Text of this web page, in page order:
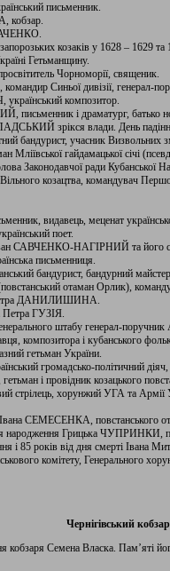
письменник.
кобзар.
козаків у 1628 – 1629 та
Гетьманщину.
Чорноморії, священик.
Синьої дивізії, генерал-
композитор.
і драматург, батько
зрікся влади. День
бандурист, учасник Визвольних
гайдамацької січі
Законодавчої ради Кубанської
козацтва, командувач
видавець, меценат
поет.
Іван САВЧЕНКО-НАГІРНИЙ та
письменниця.
бандурист, бандурний
отаман Орлик),
ДАНИЛИШИНА.
Петра ГУЗІЯ.
штабу генерал-
композитора і кубанського
гетьман України.
громадсько-політичний діяч,
і провідник козацького
хорунжий УГА та Армії
СЕМЕСЕНКА, повстанського
народження Грицька ЧУПРИНКИ,
і 85 років від дня смерті
комітету, Генерального
Чернігівський
кобзаря Семена Власка. Пам’яті